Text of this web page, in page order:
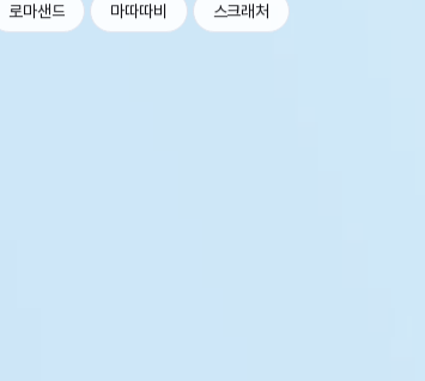
로마샌드 마따따비 스크래처